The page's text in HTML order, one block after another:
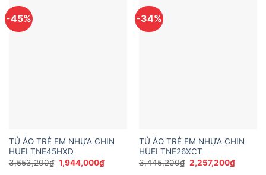
-45%
TỦ ÁO TRẺ EM NHỰA CHIN
HUEI TNE45HXD
3,553,200₫ Giá
gốc
1,944,000₫Giá
hiện
-34%
TỦ ÁO TRẺ EM NHỰA CHIN
HUEI TNE26XCT
3,445,200₫ Giá
gốc
2,257,200₫Giá
hiện